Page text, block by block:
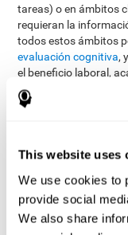
This website uses
We use cookies to
provide social
We also share
tareas) o en ámbitos
requieran la
todos estos ámbitos
evaluación cognitiva,
el beneficio laboral,
Para medir la
basado en el clásico
manual.
Test de
el puntero el
a las palabras